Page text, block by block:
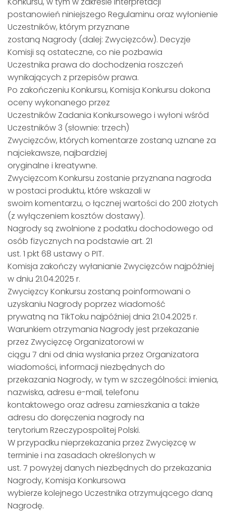
postanowień niniejszego Regulaminu oraz wyłonienie
Uczestników, którym przyznane
zostaną Nagrody (dalej: Zwycięzców). Decyzje
Komisji są ostateczne, co nie pozbawia
Uczestnika prawa do dochodzenia roszczeń
wynikających z przepisów prawa.
Po zakończeniu Konkursu, Komisja Konkursu dokona
oceny wykonanego przez
Uczestników Zadania Konkursowego i wyłoni wśród
Uczestników 3 (słownie: trzech)
Zwycięzców, których komentarze zostaną uznane za
najciekawsze, najbardziej
oryginalne i kreatywne.
Zwycięzcom Konkursu zostanie przyznana nagroda
w postaci produktu, które wskazali w
swoim komentarzu, o łącznej wartości do 200 złotych
(z wyłączeniem kosztów dostawy).
Nagrody są zwolnione z podatku dochodowego od
osób fizycznych na podstawie art. 21
ust. 1 pkt 68 ustawy o PIT.
Komisja zakończy wyłanianie Zwycięzców najpóźniej
w dniu 21.04.2025 r.
Zwycięzcy Konkursu zostaną poinformowani o
uzyskaniu Nagrody poprzez wiadomość
prywatną na TikToku najpóźniej dnia 21.04.2025 r.
Warunkiem otrzymania Nagrody jest przekazanie
przez Zwycięzcę Organizatorowi w
ciągu 7 dni od dnia wysłania przez Organizatora
wiadomości, informacji niezbędnych do
przekazania Nagrody, w tym w szczególności: imienia,
nazwiska, adresu e-mail, telefonu
kontaktowego oraz adresu zamieszkania a także
adresu do doręczenia nagrody na
terytorium Rzeczypospolitej Polski.
W przypadku nieprzekazania przez Zwycięzcę w
terminie i na zasadach określonych w
ust. 7 powyżej danych niezbędnych do przekazania
Nagrody, Komisja Konkursowa
wybierze kolejnego Uczestnika otrzymującego daną
Nagrodę.